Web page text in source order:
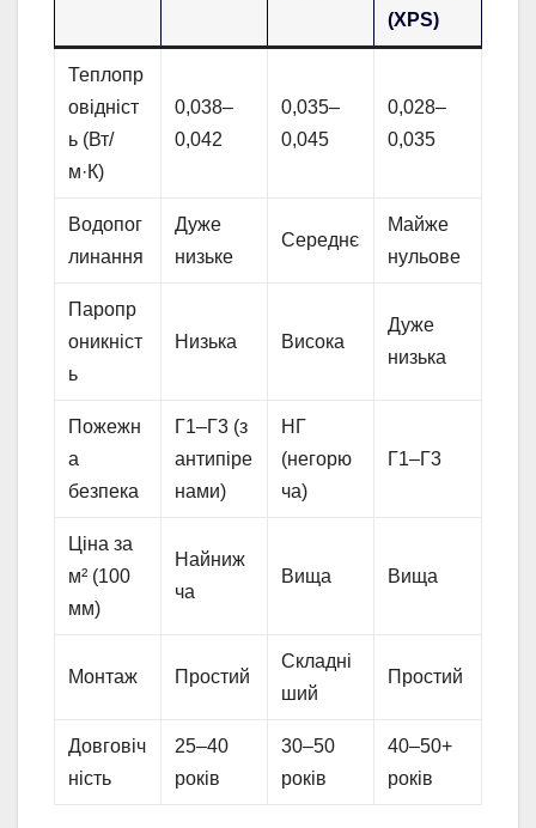
(XPS)
Теплопр
овідніст
ь (Вт/
м·К)
0,038–
0,042
0,035–
0,045
0,028–
0,035
Водопог
линання
Дуже
низьке
Середнє
Майже
нульове
Паропр
оникніст
ь
Низька Висока
Дуже
низька
Пожежн
а
безпека
Г1–Г3 (з
антипіре
нами)
НГ
(негорю
ча)
Г1–Г3
Ціна за
м² (100
мм)
Найниж
ча
Вища Вища
Монтаж Простий
Складні
ший
Простий
Довговіч
ність
25–40
років
30–50
років
40–50+
років